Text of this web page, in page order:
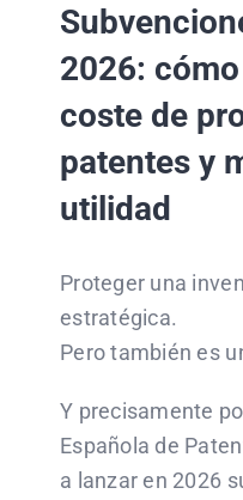
2026:
coste de
patentes y
utilidad
Proteger una
estratégica.
Pero también es
Y precisamente
Española de
a lanzar en 2026